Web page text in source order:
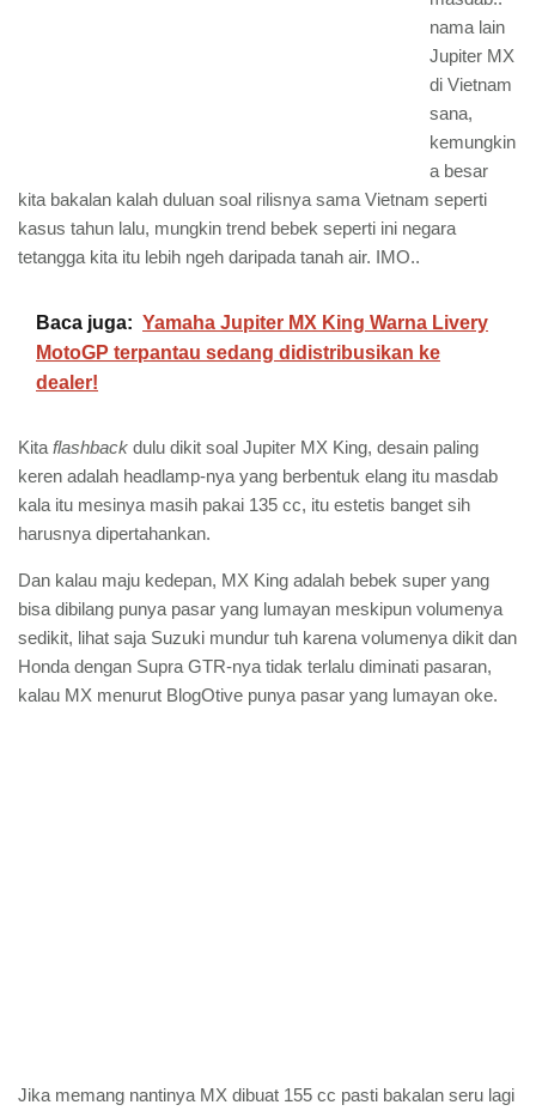
nama lain
Jupiter MX
di Vietnam
sana,
kemungkin
a besar
kita bakalan kalah duluan soal rilisnya sama Vietnam seperti
kasus tahun lalu, mungkin trend bebek seperti ini negara
tetangga kita itu lebih ngeh daripada tanah air. IMO..
Baca juga: Yamaha Jupiter MX King Warna Livery
MotoGP terpantau sedang didistribusikan ke
dealer!
Kita flashback dulu dikit soal Jupiter MX King, desain paling
keren adalah headlamp-nya yang berbentuk elang itu masdab
kala itu mesinya masih pakai 135 cc, itu estetis banget sih
harusnya dipertahankan.
Dan kalau maju kedepan, MX King adalah bebek super yang
bisa dibilang punya pasar yang lumayan meskipun volumenya
sedikit, lihat saja Suzuki mundur tuh karena volumenya dikit dan
Honda dengan Supra GTR-nya tidak terlalu diminati pasaran,
kalau MX menurut BlogOtive punya pasar yang lumayan oke.
Jika memang nantinya MX dibuat 155 cc pasti bakalan seru lagi